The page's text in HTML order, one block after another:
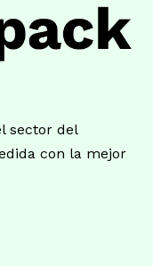
sector del
con la mejor